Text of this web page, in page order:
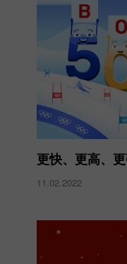
更快、更高、
11.02.2022